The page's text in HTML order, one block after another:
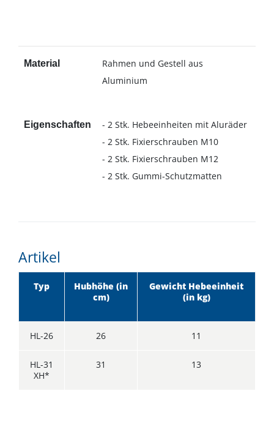
Material
Rahmen und Gestell aus
Aluminium
Eigenschaften
- 2 Stk. Hebeeinheiten mit Aluräder
- 2 Stk. Fixierschrauben M10
- 2 Stk. Fixierschrauben M12
- 2 Stk. Gummi-Schutzmatten
Artikel
Typ
Hubhöhe (in
cm)
Gewicht Hebeeinheit
(in kg)
HL-26 26 11
HL-31
XH*
31 13